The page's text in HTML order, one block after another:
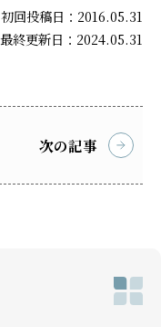
初回投稿日：2016.05.31
終更新日：2024.05.31
次の記事